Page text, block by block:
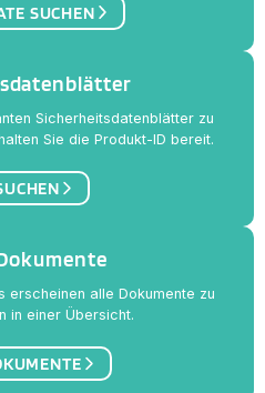
SUCHEN
Sicherheitsdatenblätter zu
Sie die Produkt-ID bereit.
erscheinen alle Dokumente zu
in einer Übersicht.